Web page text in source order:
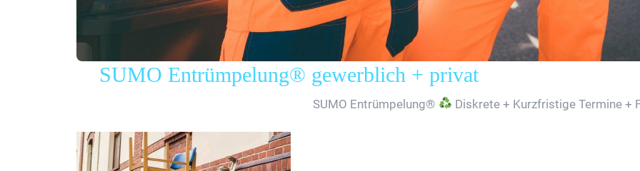
SUMO Entrümpelung® gewerblich + privat
SUMO Entrümpelung® Diskrete + Kurzfristige Termine +